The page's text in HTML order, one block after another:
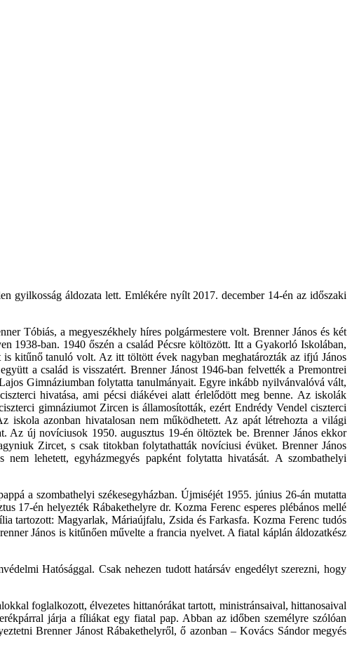
gyilkosság áldozata lett. Emlékére nyílt 2017. december 14-én az időszaki
Tóbiás, a megyeszékhely híres polgármestere volt. Brenner János és két
1938-ban. 1940 őszén a család Pécsre költözött. Itt a Gyakorló Iskolában,
kitűnő tanuló volt. Az itt töltött évek nagyban meghatározták az ifjú János
a család is visszatért. Brenner Jánost 1946-ban felvették a Premontrei
Gimnáziumban folytatta tanulmányait. Egyre inkább nyilvánvalóvá vált,
hivatása, ami pécsi diákévei alatt érlelődött meg benne. Az iskolák
gimnáziumot Zircen is államosították, ezért Endrédy Vendel ciszterci
azonban hivatalosan nem működhetett. Az apát létrehozta a világi
Az új novíciusok 1950. augusztus 19-én öltöztek be. Brenner János ekkor
Zircet, s csak titokban folytathatták novíciusi évüket. Brenner János
lehetett, egyházmegyés papként folytatta hivatását. A szombathelyi
a szombathelyi székesegyházban. Újmiséjét 1955. június 26-án mutatta
17-én helyezték Rábakethelyre dr. Kozma Ferenc esperes plébános mellé
tartozott: Magyarlak, Máriaújfalu, Zsida és Farkasfa. Kozma Ferenc tudós
János is kitűnően művelte a francia nyelvet. A fiatal káplán áldozatkész
Hatósággal. Csak nehezen tudott határsáv engedélyt szerezni, hogy
foglalkozott, élvezetes hittanórákat tartott, ministránsaival, hittanosaival
járja a fíliákat egy fiatal pap. Abban az időben személyre szólóan
Brenner Jánost Rábakethelyről, ő azonban – Kovács Sándor megyés